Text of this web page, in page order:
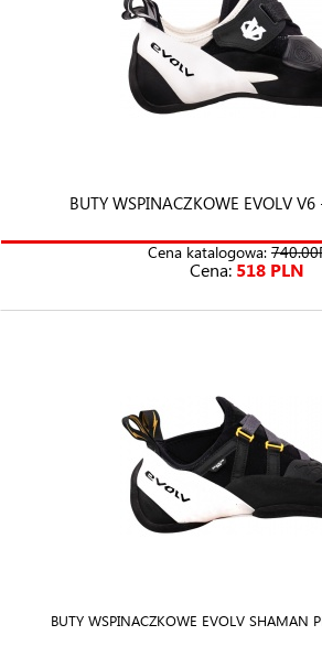
BUTY WSPINACZKOWE EVOLV V6
Cena katalogowa:
Cena: 518 PLN
BUTY WSPINACZKOWE EVOLV SHAMAN